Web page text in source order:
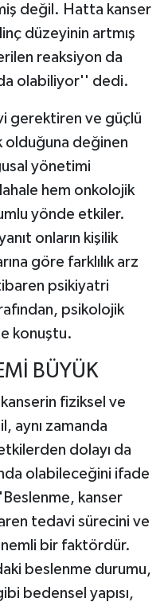
değil. Hatta kanser
düzeyinin artmış
reaksiyon da
olabiliyor'' dedi.
gerektiren ve güçlü
olduğuna değinen
yönetimi
hem onkolojik
yönde etkiler.
onların kişilik
göre farklılık arz
psikiyatri
psikolojik
konuştu.
BÜYÜK
kanserin fiziksel ve
aynı zamanda
dolayı da
olabileceğini ifade
kanser
tedavi sürecini ve
bir faktördür.
beslenme durumu,
bedensel yapısı,